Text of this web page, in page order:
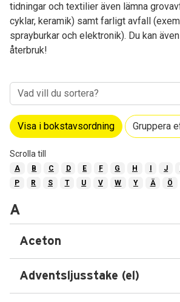
tidningar och textilier även lämna
cyklar, keramik) samt farligt avfall
sprayburkar och elektronik). Du kan
återbruk!
Visa i bokstavsordning Gruppera
Scrolla till
A B C D E F G H J
P
R S T U V W Y Ä Ö
A
Aceton
Adventsljusstake (el)